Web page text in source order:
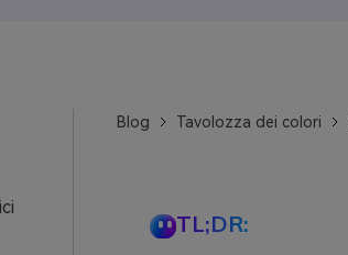
Blog Tavolozza dei colori
TL;DR: